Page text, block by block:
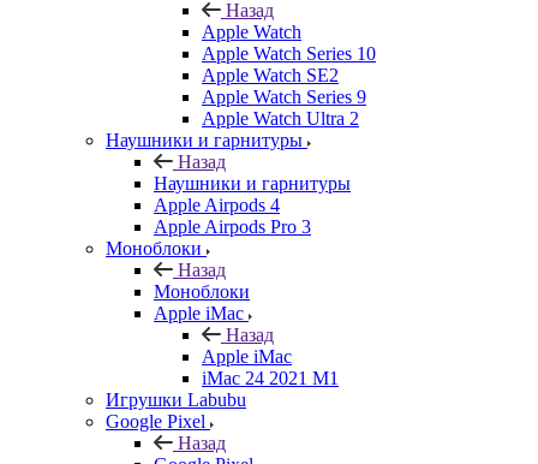
Назад
Apple Watch
Apple Watch Series 10
Apple Watch SE2
Apple Watch Series 9
Apple Watch Ultra 2
Наушники и гарнитуры
Назад
Наушники и гарнитуры
Apple Airpods 4
Apple Airpods Pro 3
Моноблоки
Назад
Моноблоки
Apple iMac
Назад
Apple iMac
iMac 24 2021 M1
Игрушки Labubu
Google Pixel
Назад